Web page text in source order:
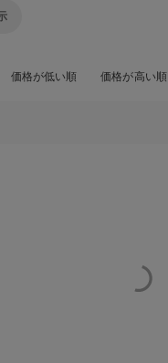
価格が低い順 価格が高い順